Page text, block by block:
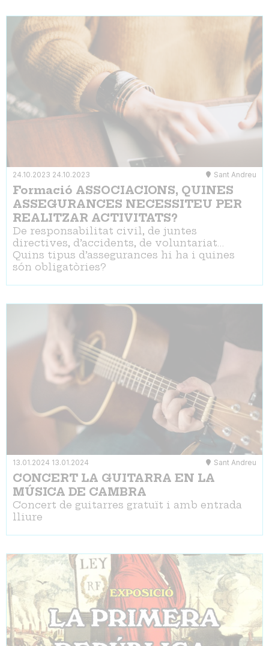
24.10.2023 24.10.2023 Sant Andreu
Formació ASSOCIACIONS, QUINES
ASSEGURANCES NECESSITEU PER
REALITZAR ACTIVITATS?
De responsabilitat civil, de juntes
directives, d’accidents, de voluntariat…
Quins tipus d’assegurances hi ha i quines
són obligatòries?
13.01.2024 13.01.2024 Sant Andreu
CONCERT LA GUITARRA EN LA
MÚSICA DE CAMBRA
Concert de guitarres gratuït i amb entrada
lliure